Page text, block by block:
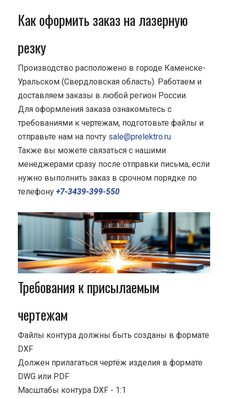
Как оформить заказ на лазерную
резку
Производство расположено в городе Каменске-
Уральском (Свердловская область). Работаем и
доставляем заказы в любой регион России.
Для оформления заказа ознакомьтесь с
требованиями к чертежам, подготовьте файлы и
отправьте нам на почту sale@prelektro.ru
Также вы можете связаться с нашими
менеджерами сразу после отправки письма, если
нужно выполнить заказ в срочном порядке по
телефону +7-3439-399-550
Требования к присылаемым
чертежам
Файлы контура должны быть созданы в формате
DXF
Должен прилагаться чертёж изделия в формате
DWG или PDF
Масштабы контура DXF - 1:1